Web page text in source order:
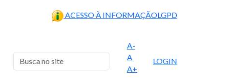
ACESSO À INFORMAÇÃOLGPD
A-
A
A+
LOGIN